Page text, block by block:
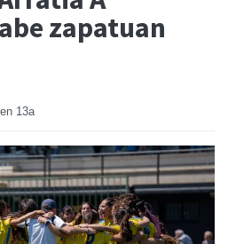
zapatuan
13a